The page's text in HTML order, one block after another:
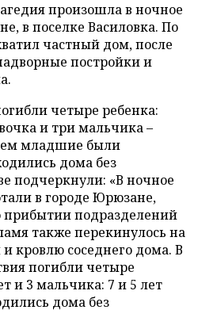
произошла в ночное
в поселке Василовка. По
частный дом, после
постройки и
четыре ребенка:
и три мальчика –
младшие были
дома без
подчеркнули: «В ночное
в городе Юрюзане,
прибытии подразделений
также перекинулось на
кровлю соседнего дома. В
погибли четыре
и 3 мальчика: 7 и 5 лет
дома без